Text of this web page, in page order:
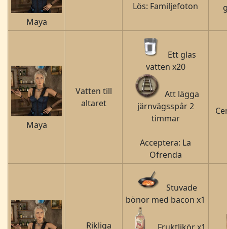
Maya
Lös: Familjefoton
Maya
Vatten till
altaret
Ett glas
vatten x20
Att lägga
järnvägsspår 2
timmar
Acceptera: La
Ofrenda
Rikliga
Stuvade
bönor med bacon x1